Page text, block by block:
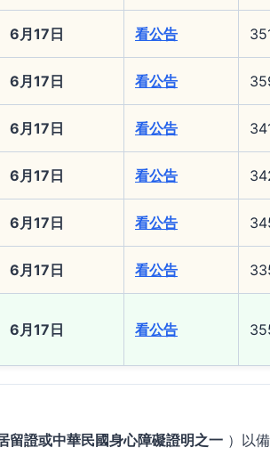
6月17日 看公告
6月17日 看公告
6月17日 看公告
6月17日 看公告
6月17日 看公告
6月17日 看公告
6月17日 看公告
留證或中華民國身心障礙證明之一 ）以